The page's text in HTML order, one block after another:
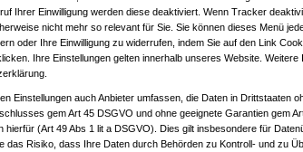
Ihrer Einwilligung werden diese deaktiviert. Wenn Tracker
nicht mehr so relevant für Sie. Sie können dieses Menü
oder Ihre Einwilligung zu widerrufen, indem Sie auf den Link
Ihre Einstellungen gelten innerhalb unseres Website. Weitere
Einstellungen auch Anbieter umfassen, die Daten in Drittstaaten
gem Art 45 DSGVO und ohne geeignete Garantien gem
hierfür (Art 49 Abs 1 lit a DSGVO). Dies gilt insbesondere für
das Risiko, dass Ihre Daten durch Behörden zu Kontroll- und zu